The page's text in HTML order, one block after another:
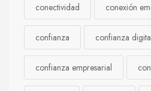
conectividad conexión
confianza confianza
confianza empresarial